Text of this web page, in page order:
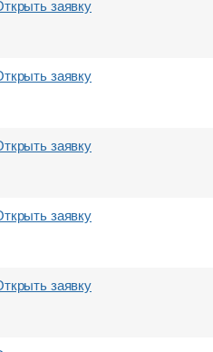
заявку
заявку
заявку
заявку
заявку